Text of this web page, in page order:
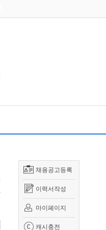
채용공고등록
이력서작성
마이페이지
캐시충전